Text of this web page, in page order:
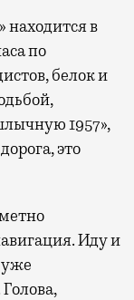
находится в
по
белок и
1957»,
это
Иду и
уже